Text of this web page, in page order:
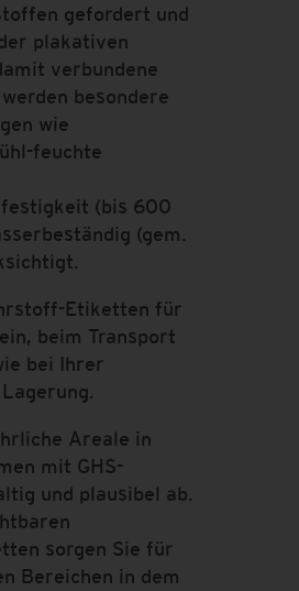
gefordert und
plakativen
verbundene
besondere
wie
feuchte
(bis 600
(gem.
Etiketten für
beim Transport
bei Ihrer
Areale in
mit GHS-
und plausibel ab.
sorgen Sie für
Bereichen in dem